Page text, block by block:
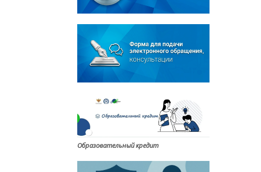
Образовательный кредит